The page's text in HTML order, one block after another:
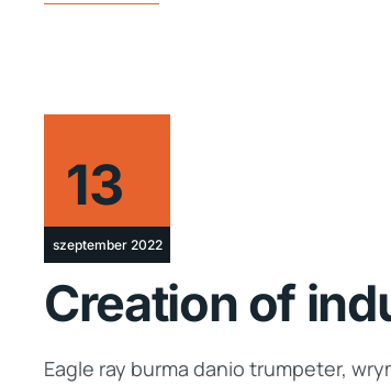
13
szeptember 2022
Creation of
Eagle ray burma danio trumpeter,